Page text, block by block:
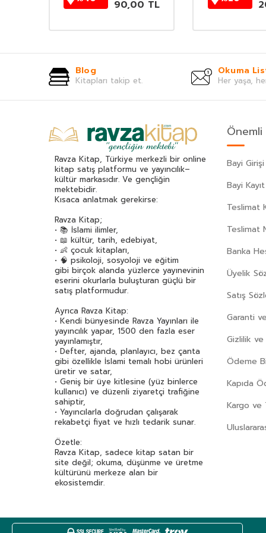
90,00 TL
Blog
Kitapları takip et.
Okuma
Her yaşa,
Ravza Kitap, Türkiye merkezli bir online
kitap satış platformu ve yayıncılık–
kültür markasıdır. Ve gençliğin
mektebidir.
Kısaca anlatmak gerekirse:
Ravza Kitap;
• 📚 İslami ilimler,
• 📖 kültür, tarih, edebiyat,
• 👶 çocuk kitapları,
• 🧠 psikoloji, sosyoloji ve eğitim
gibi birçok alanda yüzlerce yayınevinin
eserini okurlarla buluşturan güçlü bir
satış platformudur.
Ayrıca Ravza Kitap:
• Kendi bünyesinde Ravza Yayınları ile
yayıncılık yapar, 1500 den fazla eser
yayınlamıştır,
• Defter, ajanda, planlayıcı, bez çanta
gibi özellikle İslami temalı hobi ürünleri
üretir ve satar,
• Geniş bir üye kitlesine (yüz binlerce
kullanıcı) ve düzenli ziyaretçi trafiğine
sahiptir,
• Yayıncılarla doğrudan çalışarak
rekabetçi fiyat ve hızlı tedarik sunar.
Özetle:
Ravza Kitap, sadece kitap satan bir
site değil; okuma, düşünme ve üretme
kültürünü merkeze alan bir
ekosistemdir.
Bayi Girişi
Bayi Kayıt
Teslimat
Teslimat
Banka
Üyelik
Satış
Garanti
Gizlilik
Ödeme
Kapıda
Kargo ve